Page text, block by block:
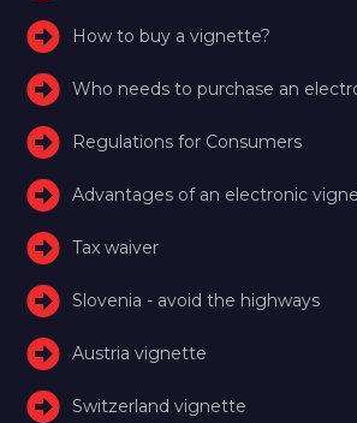
How to buy a vignette?
Who needs to purchase an
Regulations for Consumers
Advantages of an electronic
Tax waiver
Slovenia - avoid the highways
Austria vignette
Switzerland vignette